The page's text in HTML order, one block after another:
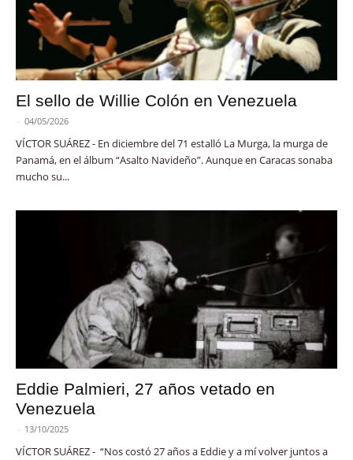
El sello de Willie Colón en Venezuela
- 04/05/2026
VÍCTOR SUÁREZ - En diciembre del 71 estalló La Murga, la murga de
Panamá, en el álbum “Asalto Navideño”. Aunque en Caracas sonaba
mucho su...
Eddie Palmieri, 27 años vetado en
Venezuela
- 13/10/2025
VÍCTOR SUÁREZ - “Nos costó 27 años a Eddie y a mí volver juntos a